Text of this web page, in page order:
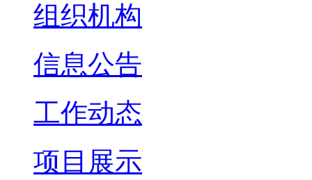
组织机构
信息公告
工作动态
项目展示